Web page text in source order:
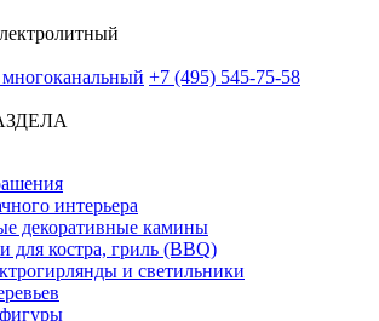
многоканальный +7 (495) 545-75-58
интерьера
декоративные камины
для костра, гриль (BBQ)
и светильники